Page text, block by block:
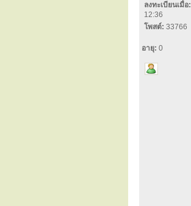
ลงทะเบียนเมื่อ:
12:36
โพสต์: 33766
อายุ: 0